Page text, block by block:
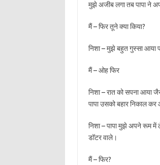
मुझे अजीब लगा तब पापा ने
मैं – फिर तूने क्या किया?
निशा – मुझे बहुत गुस्सा आया
मैं – ओह फिर
निशा – रात को सपना आया
पापा उसको बहार निकाल
निशा – पापा मुझे अपने रूम में
डॉटर वाले।
मैं – फिर?